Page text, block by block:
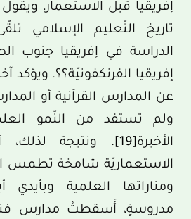
إفريقيا قبل الاستعمار،
تاريخ التّعليم الإسلامي
الدراسة في إفريقيا جنوب
إفريقيا الفرنكفونيّة؟؟. ويؤكد
عن المدارس القرآنية أو
ولم تستفد من النّمو
الأخيرة[19]
. ونتيجة لذلك،
الاستعماريّة شامخة تطمس
ومناراتها العلمية
مدروسةٍ، أَسقطتْ مدارس